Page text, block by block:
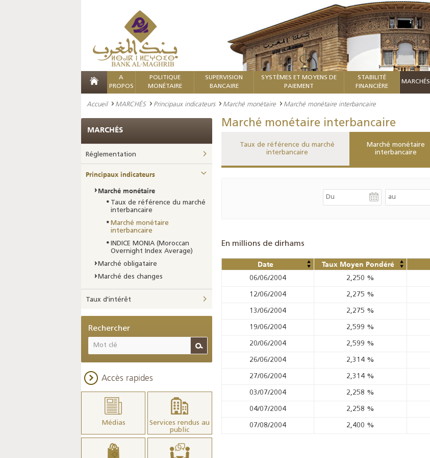
A
PROPOS
POLITIQUE
MONÉTAIRE
SUPERVISION
BANCAIRE
SYSTÈMES ET MOYENS DE
PAIEMENT
STABILITÉ
FINANCIÈRE
MARCHÉS
Accueil MARCHÉS Principaux indicateurs Marché monétaire Marché monétaire interbancaire
Marché monétaire interbancaire
Taux de référence du marché
interbancaire
Marché monétaire
interbancaire
En millions de dirhams
Date Taux Moyen Pondéré
06/06/2004 2,250 %
12/06/2004 2,275 %
13/06/2004 2,275 %
19/06/2004 2,599 %
20/06/2004 2,599 %
26/06/2004 2,314 %
27/06/2004 2,314 %
03/07/2004 2,258 %
04/07/2004 2,258 %
07/08/2004 2,400 %
MARCHÉS
Réglementation
Principaux indicateurs
Marché monétaire
Taux de référence du marché
interbancaire
Marché monétaire
interbancaire
INDICE MONIA (Moroccan
Overnight Index Average)
Marché obligataire
Marché des changes
Taux d'intérêt
Rechercher
Accès rapides
Médias
Services rendus au
public